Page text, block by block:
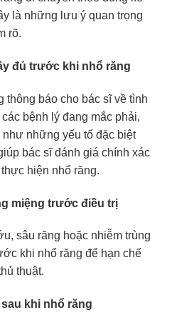
là những lưu ý quan trọng
rõ.
đủ trước khi nhổ răng
thông báo cho bác sĩ về tình
bệnh lý đang mắc phải,
những yếu tố đặc biệt
bác sĩ đánh giá chính xác
hiện nhổ răng.
miệng trước điều trị
sâu răng hoặc nhiễm trùng
khi nhổ răng để hạn chế
thuật.
khi nhổ răng